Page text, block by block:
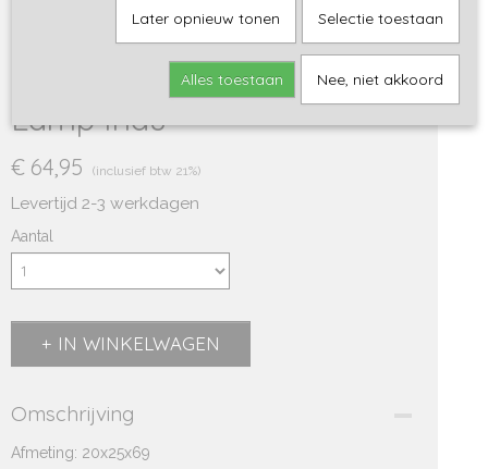
Lamp Indu
€ 64,95 (inclusief btw 21%)
Levertijd 2-3 werkdagen
Aantal
IN WINKELWAGEN
Omschrijving
Afmeting: 20x25x69
Later opnieuw tonen Selectie toestaan
Alles toestaan Nee, niet akkoord